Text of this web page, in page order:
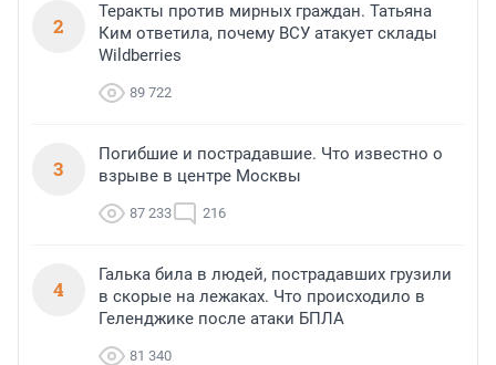
2
Теракты против мирных граждан. Татьяна
Ким ответила, почему ВСУ атакует склады
Wildberries
89 722
3
Погибшие и пострадавшие. Что известно о
взрыве в центре Москвы
87 233 216
4
Галька била в людей, пострадавших грузили
в скорые на лежаках. Что происходило в
Геленджике после атаки БПЛА
81 340